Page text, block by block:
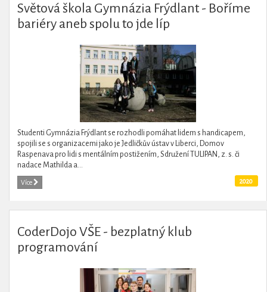
Světová škola Gymnázia Frýdlant - Boříme
bariéry aneb spolu to jde líp
Studenti Gymnázia Frýdlant se rozhodli pomáhat lidem s handicapem,
spojili se s organizacemi jako je Jedličkův ústav v Liberci, Domov
Raspenava pro lidi s mentálním postižením, Sdružení TULIPAN, z. s. či
nadace Mathilda a...
Více 2020
CoderDojo VŠE - bezplatný klub
programování